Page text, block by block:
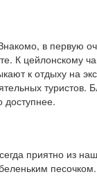
в первую
К цейлонскому
к отдыху на
доступнее.
приятно из
песочком.